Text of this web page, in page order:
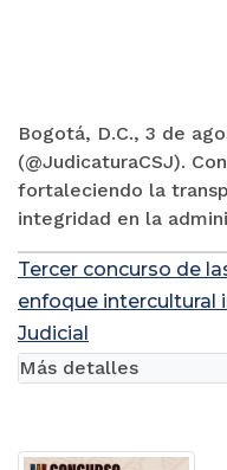
Bogotá, D.C., 3 de
(@JudicaturaCSJ).
fortaleciendo la
integridad en la
Tercer concurso de
enfoque intercultural
Judicial
Más detalles